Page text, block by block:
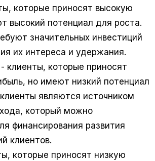
которые приносят высокую
высокий потенциал для роста.
значительных инвестиций
их интереса и удержания.
клиенты, которые приносят
но имеют низкий потенциал
являются источником
который можно
финансирования развития
клиентов.
которые приносят низкую